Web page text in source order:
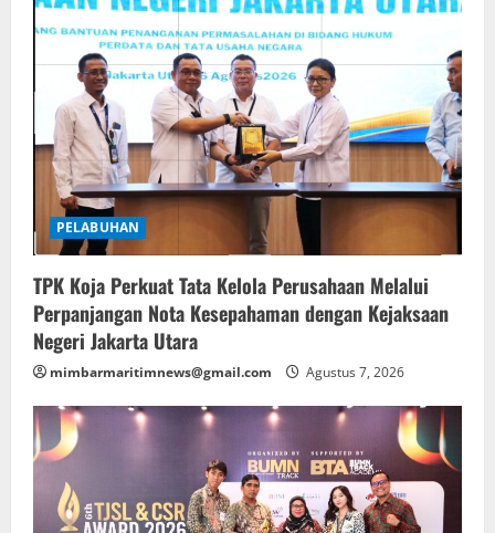
PELABUHAN
TPK Koja Perkuat Tata Kelola Perusahaan Melalui
Perpanjangan Nota Kesepahaman dengan Kejaksaan
Negeri Jakarta Utara
mimbarmaritimnews@gmail.com Agustus 7, 2026